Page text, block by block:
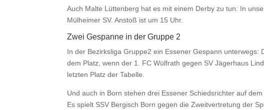
Auch Malte Lüttenberg hat es mit einem Derby zu tun: In
Mülheimer SV. Anstoß ist um 15 Uhr.
Zwei Gespanne in der Gruppe 2
In der Bezirksliga Gruppe2 ein Essener Gespann
dem Platz, wenn der 1. FC Wülfrath gegen SV Jägerhaus
letzten Platz der Tabelle.
Und auch in Born stehen drei Essener Schiedsrichter auf
Es spielt SSV Bergisch Born gegen die Zweitvertretung der